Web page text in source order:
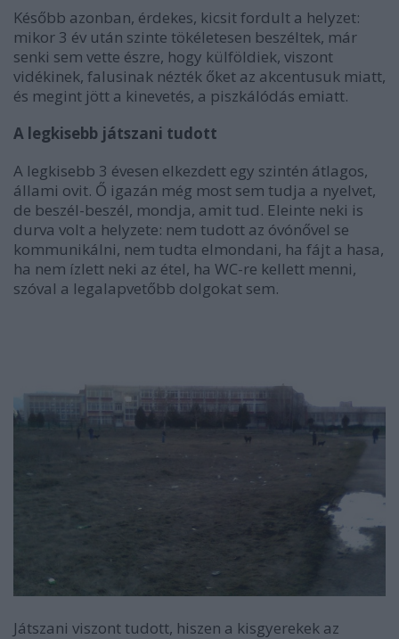
Később azonban, érdekes, kicsit fordult a helyzet:
mikor 3 év után szinte tökéletesen beszéltek, már
senki sem vette észre, hogy külföldiek, viszont
vidékinek, falusinak nézték őket az akcentusuk miatt,
és megint jött a kinevetés, a piszkálódás emiatt.
A legkisebb játszani tudott
A legkisebb 3 évesen elkezdett egy szintén átlagos,
állami ovit. Ő igazán még most sem tudja a nyelvet,
de beszél-beszél, mondja, amit tud. Eleinte neki is
durva volt a helyzete: nem tudott az óvónővel se
kommunikálni, nem tudta elmondani, ha fájt a hasa,
ha nem ízlett neki az étel, ha WC-re kellett menni,
szóval a legalapvetőbb dolgokat sem.
Játszani viszont tudott, hiszen a kisgyerekek az